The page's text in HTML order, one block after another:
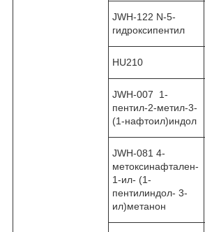
JWH-122 N-5-
гидроксипентил
HU210
JWH-007 1-
пентил-2-метил-3-
(1-нафтоил)индол
JWH-081 4-
метоксинафтален-
1-ил- (1-
пентилиндол- 3-
ил)метанон